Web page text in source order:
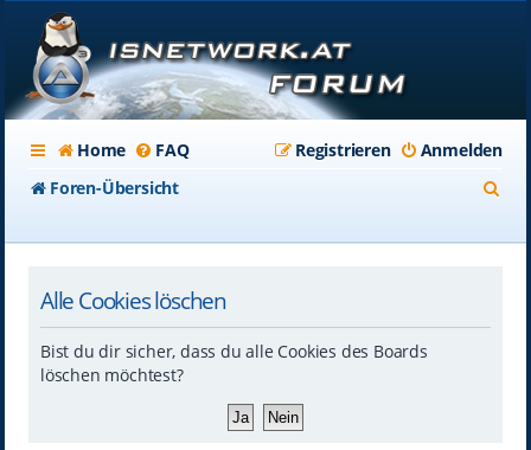
Home FAQ Anmelden
Registrieren
Foren-Übersicht
Alle Cookies löschen
Bist du dir sicher, dass du alle Cookies des Boards
löschen möchtest?